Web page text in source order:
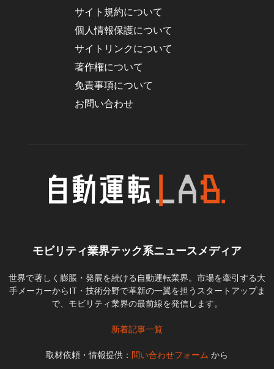
サイト規約について
個人情報保護について
サイトリンクについて
著作権について
免責事項について
お問い合わせ
モビリティ業界テック系ニュースメディア
世界で著しく膨脹・発展を続ける自動運転業界。市場を牽引する大
手メーカーからIT・技術分野で革新の一翼を担うスタートアップま
で、モビリティ業界の最前線を発信します。
新着記事一覧
取材依頼・情報提供： 問い合わせフォーム から